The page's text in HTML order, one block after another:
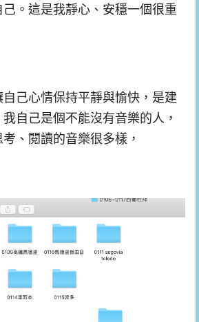
。這是我靜心、安穩一個很重
己心情保持平靜與愉快，是建
自己是個不能沒有音樂的人，
、閱讀的音樂很多樣，